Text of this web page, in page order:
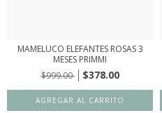
MAMELUCO ELEFANTES ROSAS 3
MESES PRIMMI
$999.00
$378.00